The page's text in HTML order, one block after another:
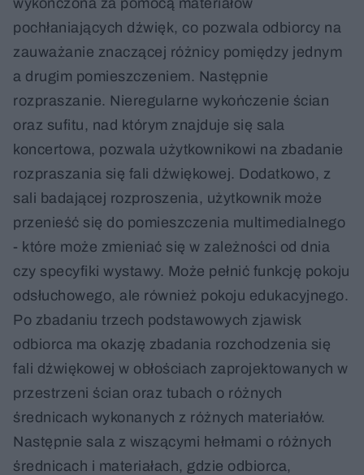
pochłaniających dźwięk, co pozwala odbiorcy na
zauważanie znaczącej różnicy pomiędzy jednym
a drugim pomieszczeniem. Następnie
rozpraszanie. Nieregularne wykończenie ścian
oraz sufitu, nad którym znajduje się sala
koncertowa, pozwala użytkownikowi na zbadanie
rozpraszania się fali dźwiękowej. Dodatkowo, z
sali badającej rozproszenia, użytkownik może
przenieść się do pomieszczenia multimedialnego
- które może zmieniać się w zależności od dnia
czy specyfiki wystawy. Może pełnić funkcję pokoju
odsłuchowego, ale również pokoju edukacyjnego.
Po zbadaniu trzech podstawowych zjawisk
odbiorca ma okazję zbadania rozchodzenia się
fali dźwiękowej w obłościach zaprojektowanych w
przestrzeni ścian oraz tubach o różnych
średnicach wykonanych z różnych materiałów.
Następnie sala z wiszącymi hełmami o różnych
średnicach i materiałach, gdzie odbiorca,